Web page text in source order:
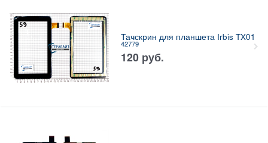
Тачскрин для планшета Irbis TX01
42779
120 руб.